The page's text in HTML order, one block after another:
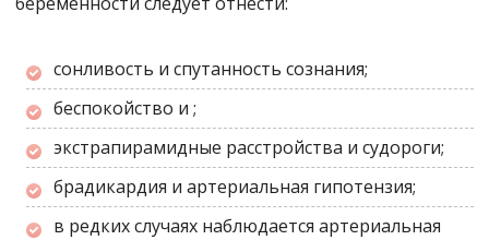
сонливость и спутанность сознания;
беспокойство и ;
экстрапирамидные расстройства и судороги;
брадикардия и артериальная гипотензия;
в редких случаях наблюдается артериальная